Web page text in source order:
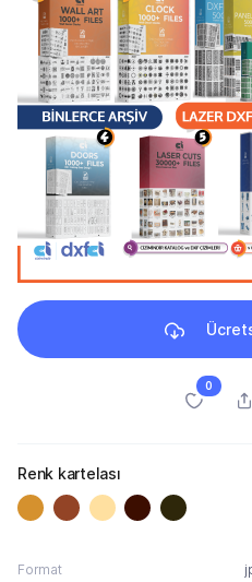
0
Renk kartelası
Format